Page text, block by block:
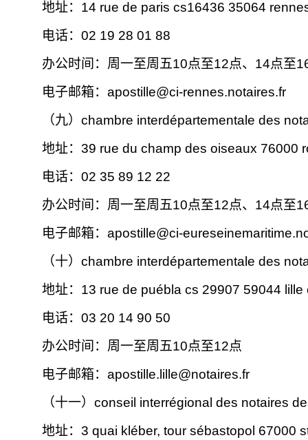
地址：14 rue de paris cs16436 35064
电话：02 19 28 01 88
办公时间：周一至周五10点至12点、14点至
电子邮箱： apostille@ci-rennes.notaires.fr
（九） chambre interdépartementale des
地址：39 rue du champ des oiseaux 76000
电话：02 35 89 12 22
办公时间：周一至周五10点至12点、14点至
电子邮箱： apostille@ci-
（十）chambre interdépartementale des
地址：13 rue de puébla cs 29907 59044 lille
电话：03 20 14 90 50
办公时间：周一至周五10点至12点
电子邮箱： apostille.lille@notaires.fr
（十一） conseil interrégional des notaires
地址：3 quai kléber, tour sébastopol 67000